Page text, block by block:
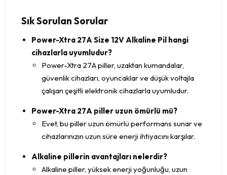
Sık Sorulan Sorular
Power-Xtra 27A Size 12V Alkaline Pil hangi
cihazlarla uyumludur?
Power-Xtra 27A piller, uzaktan kumandalar,
güvenlik cihazları, oyuncaklar ve düşük voltajla
çalışan çeşitli elektronik cihazlarla uyumludur.
Power-Xtra 27A piller uzun ömürlü mü?
Evet, bu piller uzun ömürlü performans sunar ve
cihazlarınızın uzun süre enerji ihtiyacını karşılar.
Alkaline pillerin avantajları nelerdir?
Alkaline piller, yüksek enerji yoğunluğu, uzun